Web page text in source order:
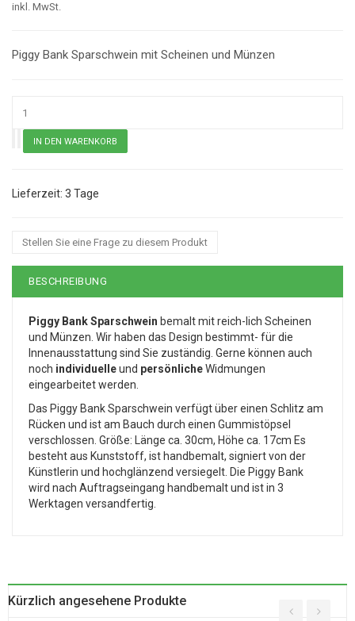
inkl. MwSt.
Piggy Bank Sparschwein mit Scheinen und Münzen
3 Tage
Stellen Sie eine Frage zu diesem Produkt
BESCHREIBUNG
Piggy Bank Sparschwein bemalt mit reich-lich Scheinen
und Münzen. Wir haben das Design bestimmt- für die
Innenausstattung sind Sie zuständig. Gerne können auch
noch individuelleund persönlicheWidmungen
eingearbeitet werden.
Das Piggy Bank Sparschwein verfügt über einen Schlitz am
Rücken und ist am Bauch durch einen Gummistöpsel
verschlossen. Größe: Länge ca. 30cm, Höhe ca. 17cm Es
besteht aus Kunststoff, ist handbemalt, signiert von der
Künstlerin und hochglänzend versiegelt. Die Piggy Bank
wird nach Auftragseingang handbemalt und ist in 3
Werktagen versandfertig.
Kürzlich angesehene Produkte